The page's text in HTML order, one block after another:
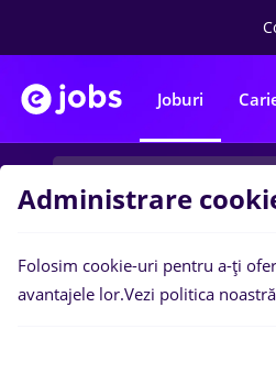
Joburi
Filtre
Administrare
Folosim cookie-uri pentru a-ți
avantajele lor.Vezi politica